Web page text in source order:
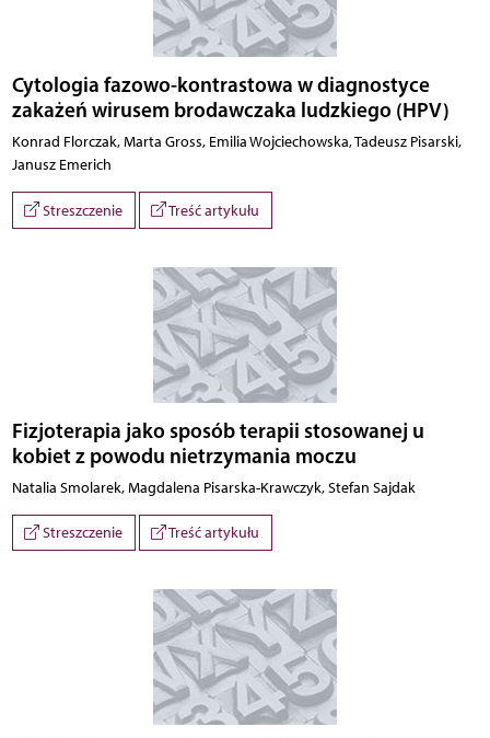
Cytologia fazowo-kontrastowa w diagnostyce
zakażeń wirusem brodawczaka ludzkiego (HPV)
Konrad Florczak, Marta Gross, Emilia Wojciechowska, Tadeusz Pisarski,
Janusz Emerich
Streszczenie Treść artykułu
Fizjoterapia jako sposób terapii stosowanej u
kobiet z powodu nietrzymania moczu
Natalia Smolarek, Magdalena Pisarska-Krawczyk, Stefan Sajdak
Streszczenie Treść artykułu